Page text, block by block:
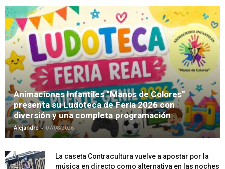
Animaciones Infantiles “Manos de Colores”
presenta su Ludoteca de Feria 2026 con
diversión y una completa programación
Alejandro - 07/08/2026
La caseta Contracultura vuelve a apostar por la
música en directo como alternativa en las noches